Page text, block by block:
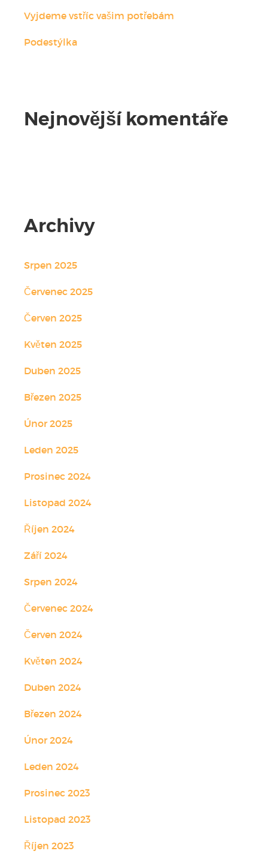
Vyjdeme vstříc vašim potřebám
Podestýlka
Nejnovější komentáře
Archivy
Srpen 2025
Červenec 2025
Červen 2025
Květen 2025
Duben 2025
Březen 2025
Únor 2025
Leden 2025
Prosinec 2024
Listopad 2024
Říjen 2024
Září 2024
Srpen 2024
Červenec 2024
Červen 2024
Květen 2024
Duben 2024
Březen 2024
Únor 2024
Leden 2024
Prosinec 2023
Listopad 2023
Říjen 2023